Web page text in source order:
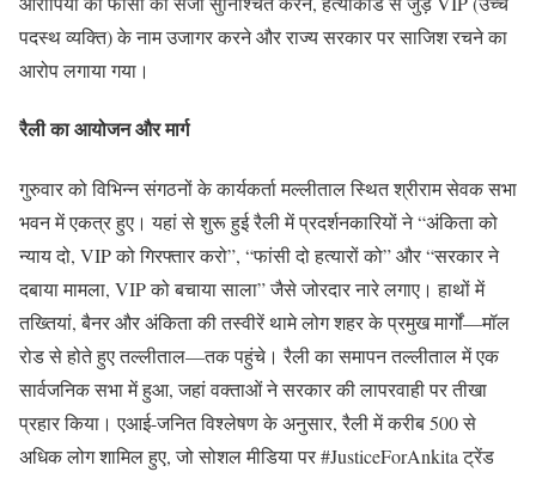
पदस्थ व्यक्ति) के नाम उजागर करने और राज्य सरकार पर साजिश रचने का
आरोप लगाया गया।
रैली का आयोजन और मार्ग
गुरुवार को विभिन्न संगठनों के कार्यकर्ता मल्लीताल स्थित श्रीराम सेवक सभा
भवन में एकत्र हुए। यहां से शुरू हुई रैली में प्रदर्शनकारियों ने “अंकिता को
न्याय दो, VIP को गिरफ्तार करो”, “फांसी दो हत्यारों को” और “सरकार ने
दबाया मामला, VIP को बचाया साला” जैसे जोरदार नारे लगाए। हाथों में
तख्तियां, बैनर और अंकिता की तस्वीरें थामे लोग शहर के प्रमुख मार्गों—मॉल
रोड से होते हुए तल्लीताल—तक पहुंचे। रैली का समापन तल्लीताल में एक
सार्वजनिक सभा में हुआ, जहां वक्ताओं ने सरकार की लापरवाही पर तीखा
प्रहार किया। एआई-जनित विश्लेषण के अनुसार, रैली में करीब 500 से
अधिक लोग शामिल हुए, जो सोशल मीडिया पर #JusticeForAnkita ट्रेंड